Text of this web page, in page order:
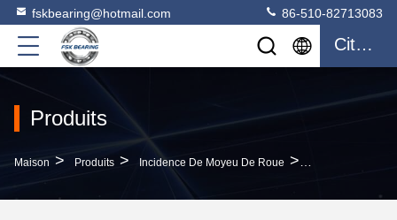
fskbearing@hotmail.com 86-510-82713083
Citation
Produits
Maison > Produits > Incidence De Moyeu De Roue >